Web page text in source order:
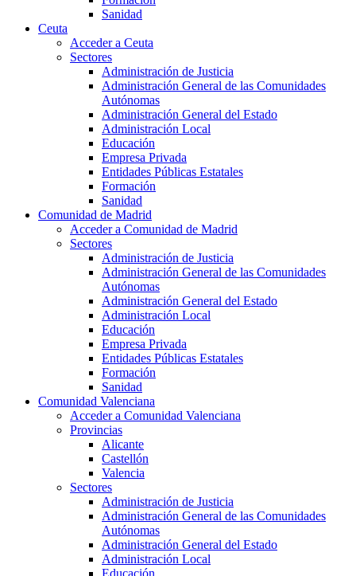
Sanidad
Ceuta
Acceder a Ceuta
Sectores
Administración de Justicia
Administración General de las Comunidades
Autónomas
Administración General del Estado
Administración Local
Educación
Empresa Privada
Entidades Públicas Estatales
Formación
Sanidad
Comunidad de Madrid
Acceder a Comunidad de Madrid
Sectores
Administración de Justicia
Administración General de las Comunidades
Autónomas
Administración General del Estado
Administración Local
Educación
Empresa Privada
Entidades Públicas Estatales
Formación
Sanidad
Comunidad Valenciana
Acceder a Comunidad Valenciana
Provincias
Alicante
Castellón
Valencia
Sectores
Administración de Justicia
Administración General de las Comunidades
Autónomas
Administración General del Estado
Administración Local